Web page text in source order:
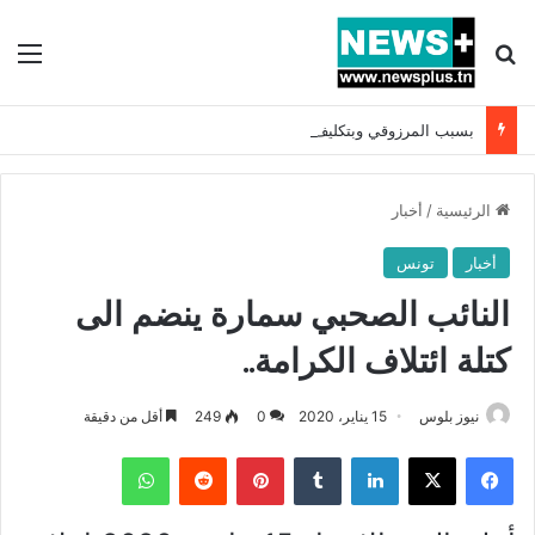
بحث عن
الرئيسية / أخبار
أخبار تونس
النائب الصحبي سمارة ينضم الى
كتلة ائتلاف الكرامة..
نيوز بلوس 15 يناير، 2020 0
249 أقل من دقيقة
فيسبوك X لينكدإن بينتيريست واتساب